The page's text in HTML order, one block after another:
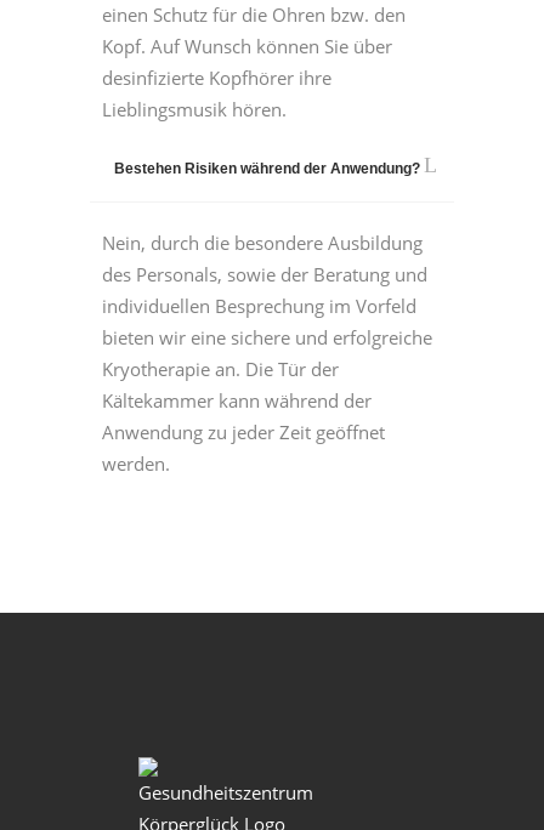
einen Schutz für die Ohren bzw. den
Kopf. Auf Wunsch können Sie über
desinfizierte Kopfhörer ihre
Lieblingsmusik hören.
Bestehen Risiken während der Anwendung?
Nein, durch die besondere Ausbildung
des Personals, sowie der Beratung und
individuellen Besprechung im Vorfeld
bieten wir eine sichere und erfolgreiche
Kryotherapie an. Die Tür der
Kältekammer kann während der
Anwendung zu jeder Zeit geöffnet
werden.